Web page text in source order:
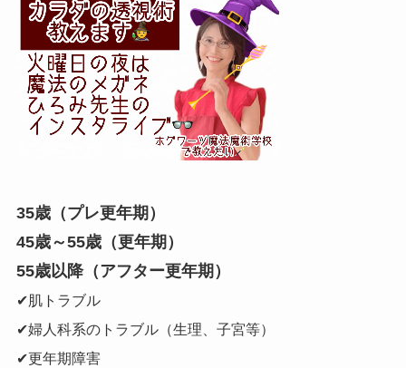
35歳（プレ更年期）
45歳～55歳（更年期）
55歳以降（アフター更年期）
✔肌トラブル
✔婦人科系のトラブル（生理、子宮等）
✔更年期障害